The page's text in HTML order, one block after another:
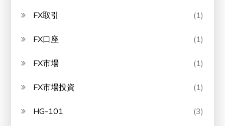
FX取引 (1)
FX口座 (1)
FX市場 (1)
FX市場投資 (1)
HG-101 (3)